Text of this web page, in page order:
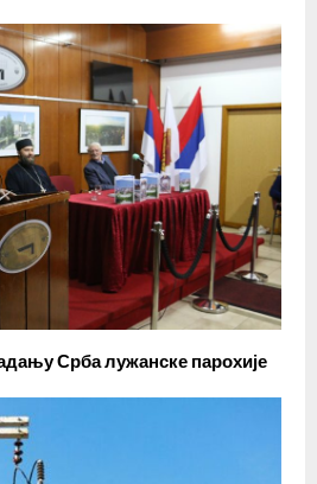
Срба лужанске парохије